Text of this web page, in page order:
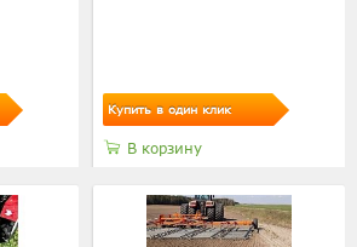
Купить в один клик
В корзину